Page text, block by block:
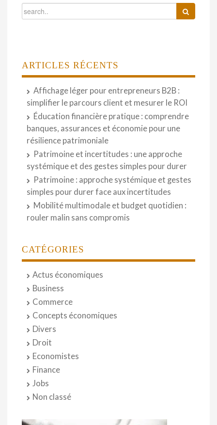
ARTICLES RÉCENTS
Affichage léger pour entrepreneurs B2B :
simplifier le parcours client et mesurer le ROI
Éducation financière pratique : comprendre
banques, assurances et économie pour une
résilience patrimoniale
Patrimoine et incertitudes : une approche
systémique et des gestes simples pour durer
Patrimoine : approche systémique et gestes
simples pour durer face aux incertitudes
Mobilité multimodale et budget quotidien :
rouler malin sans compromis
CATÉGORIES
Actus économiques
Business
Commerce
Concepts économiques
Divers
Droit
Economistes
Finance
Jobs
Non classé